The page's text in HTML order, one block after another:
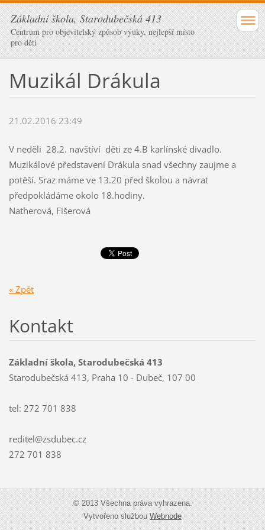
Základní škola, Starodubečská 413
Centrum pro objevitelský způsob výuky, nejlepší místo
pro děti
Muzikál Drákula
21.02.2016 23:49
V neděli 28.2. navštíví děti ze 4.B karlínské divadlo.
Muzikálové představení Drákula snad všechny zaujme a
potěší. Sraz máme ve 13.20 před školou a návrat
předpokládáme okolo 18.hodiny.
Natherová, Fišerová
« Zpět
Kontakt
Základní škola, Starodubečská 413
Starodubečská 413, Praha 10 - Dubeč, 107 00
tel: 272 701 838
reditel@zsdubec.cz
272 701 838
© 2013 Všechna práva vyhrazena.
Vytvořeno službouWebnode